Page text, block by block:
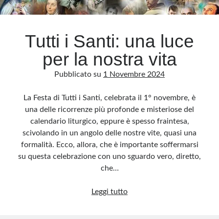
Archivio
senza alcuna periodicità. Non può pertanto considerarsi un prodotto editoriale ai
sensi della legge n· 62 del 7.03.2001. L’autore non è responsabile di quanto
pubblicato dai lettori nei commenti ai vari post. Saranno comunque cancellati quelli
ritenuti offensivi o lesivi dell’immagine o dell’onorabilità di terzi, di genere spam,
razzisti o che contengano dati personali non conformi al rispetto delle norme sulla
diritti d’autore, vi invito a comunicarlo via e-mail a info[at]dinovalle.it e saranno
Tutti i Santi: una luce
per la nostra vita
Pubblicato su 1 Novembre 2024
La Festa di Tutti i Santi, celebrata il 1° novembre, è
una delle ricorrenze più profonde e misteriose del
calendario liturgico, eppure è spesso fraintesa,
scivolando in un angolo delle nostre vite, quasi una
formalità. Ecco, allora, che è importante soffermarsi
su questa celebrazione con uno sguardo vero, diretto,
che…
Leggi tuttoTutti